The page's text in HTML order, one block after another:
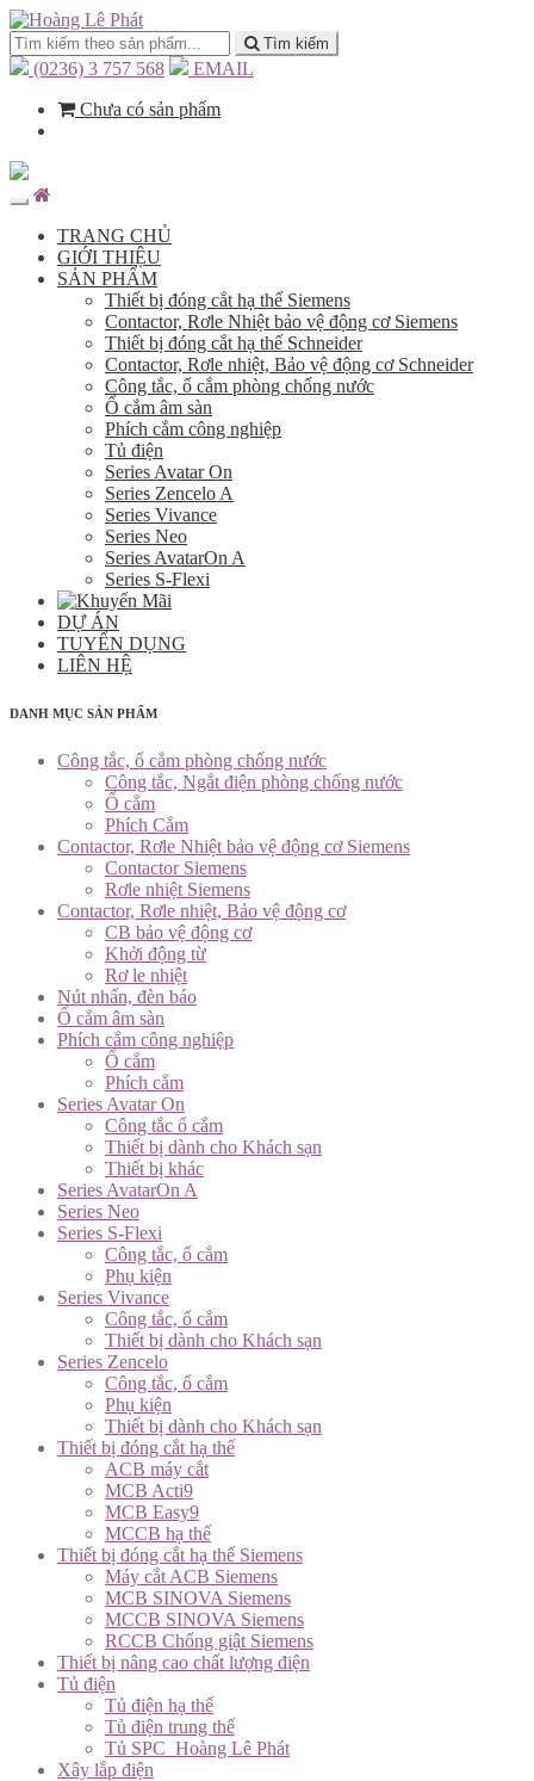
Tìm kiếm
(0236) 3 757 568
EMAIL
Chưa có sản phẩm
TRANG CHỦ
GIỚI THIỆU
SẢN PHẨM
Thiết bị đóng cắt hạ thế Siemens
Contactor, Rơle Nhiệt bảo vệ động cơ Siemens
Thiết bị đóng cắt hạ thế Schneider
Contactor, Rơle nhiệt, Bảo vệ động cơ Schneider
Công tắc, ổ cắm phòng chống nước
Ổ cắm âm sàn
Phích cắm công nghiệp
Tủ điện
Series Avatar On
Series Zencelo A
Series Vivance
Series Neo
Series AvatarOn A
Series S-Flexi
DỰ ÁN
TUYỂN DỤNG
LIÊN HỆ
DANH MỤC SẢN PHẨM
Công tắc, ổ cắm phòng chống nước
Công tắc, Ngắt điện phòng chống nước
Ổ cắm
Phích Cắm
Contactor, Rơle Nhiệt bảo vệ động cơ Siemens
Contactor Siemens
Rơle nhiệt Siemens
Contactor, Rơle nhiệt, Bảo vệ động cơ
CB bảo vệ động cơ
Khởi động từ
Rơ le nhiệt
Nút nhấn, đèn báo
Ổ cắm âm sàn
Phích cắm công nghiệp
Ổ cắm
Phích cắm
Series Avatar On
Công tắc ổ cắm
Thiết bị dành cho Khách sạn
Thiết bị khác
Series AvatarOn A
Series Neo
Series S-Flexi
Công tắc, ổ cắm
Phụ kiện
Series Vivance
Công tắc, ổ cắm
Thiết bị dành cho Khách sạn
Series Zencelo
Công tắc, ổ cắm
Phụ kiện
Thiết bị dành cho Khách sạn
Thiết bị đóng cắt hạ thế
ACB máy cắt
MCB Acti9
MCB Easy9
MCCB hạ thế
Thiết bị đóng cắt hạ thế Siemens
Máy cắt ACB Siemens
MCB SINOVA Siemens
MCCB SINOVA Siemens
RCCB Chống giật Siemens
Thiết bị nâng cao chất lượng điện
Tủ điện
Tủ điện hạ thế
Tủ điện trung thế
Tủ SPC_Hoàng Lê Phát
Xây lắp điện